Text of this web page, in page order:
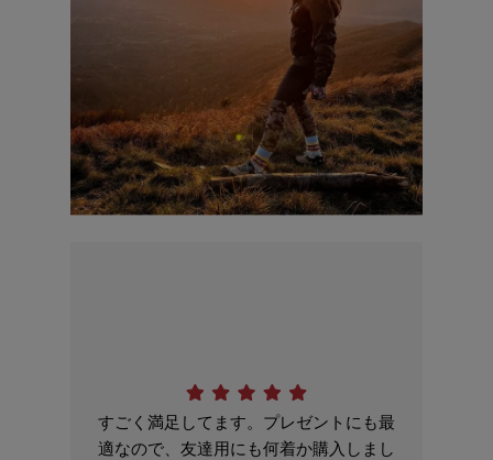
すごく満足してます。プレゼントにも最
適なので、友達用にも何着か購入しまし